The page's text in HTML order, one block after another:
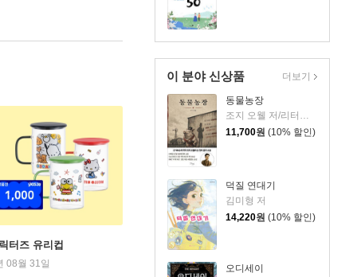
이 분야 신상품
동물농장
조지 오웰 저/리터링크 역
11,700원 (10% 할인)
덕질 연대기
김미형 저
14,220원 (10% 할인)
오디세이
더보기
터즈 유리컵
08월 31일